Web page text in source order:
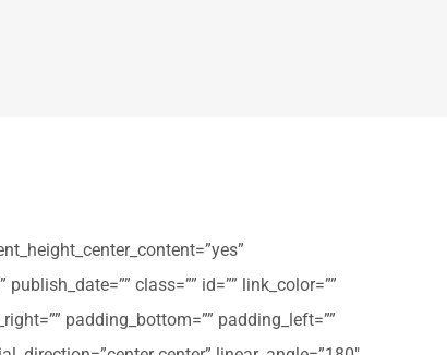
class=”” id=”” link_color=””
padding_bottom=”” padding_left=””